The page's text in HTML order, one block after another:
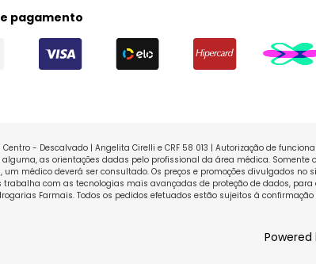
pagamento
Centro - Descalvado | Angelita Cirelli e CRF 58 013 | Autorização de
as orientações dadas pelo profissional da área médica.
médico deverá ser consultado. Os preços e promoções divulgados
trabalha com as tecnologias mais avançadas de proteção de dados,
Farmais. Todos os pedidos efetuados estão sujeitos à
Powered